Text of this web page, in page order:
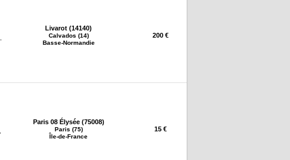
Livarot (14140)
Calvados (14)
Basse-Normandie
200 €
Paris 08 Élysée (75008)
Paris (75)
Île-de-France
15 €